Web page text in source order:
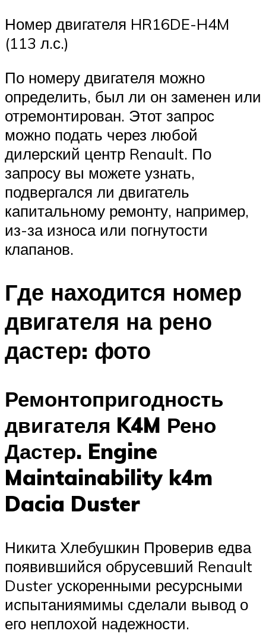
Номер двигателя HR16DE-H4M
(113 л.с.)
По номеру двигателя можно
определить, был ли он заменен или
отремонтирован. Этот запрос
можно подать через любой
дилерский центр Renault. По
запросу вы можете узнать,
подвергался ли двигатель
капитальному ремонту, например,
из-за износа или погнутости
клапанов.
Где находится номер
двигателя на рено
дастер: фото
Ремонтопригодность
двигателя K4M Рено
Дастер. Engine
Maintainability k4m
Dacia Duster
Никита Хлебушкин Проверив едва
появившийся обрусевший Renault
Duster ускоренными ресурсными
испытаниямимы сделали вывод о
его неплохой надежности.